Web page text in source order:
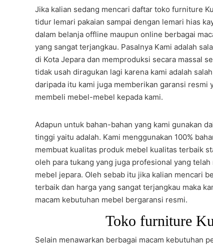
Jika kalian sedang mencari daftar toko furniture
tidur lemari pakaian sampai dengan lemari hias
dalam belanja offline maupun online berbagai
yang sangat terjangkau. Pasalnya Kami adalah
di Kota Jepara dan memproduksi secara massal
tidak usah diragukan lagi karena kami adalah
daripada itu kami juga memberikan garansi resmi
membeli mebel-mebel kepada kami.
Adapun untuk bahan-bahan yang kami gunakan
tinggi yaitu adalah. Kami menggunakan 100%
membuat kualitas produk mebel kualitas terbaik
oleh para tukang yang juga profesional yang
mebel jepara. Oleh sebab itu jika kalian mencari
terbaik dan harga yang sangat terjangkau maka
macam kebutuhan mebel bergaransi resmi.
Toko furniture
Selain menawarkan berbagai macam kebutuhan